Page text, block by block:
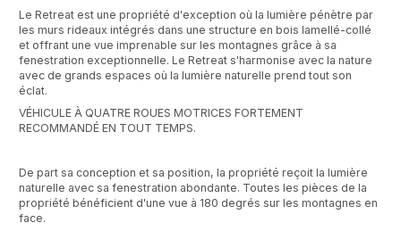
Le Retreat est une propriété d'exception où la lumière pénètre par
les murs rideaux intégrés dans une structure en bois lamellé-collé
et offrant une vue imprenable sur les montagnes grâce à sa
fenestration exceptionnelle. Le Retreat s'harmonise avec la nature
avec de grands espaces où la lumière naturelle prend tout son
éclat.
VÉHICULE À QUATRE ROUES MOTRICES FORTEMENT
RECOMMANDÉ EN TOUT TEMPS.
De part sa conception et sa position, la propriété reçoit la lumière
naturelle avec sa fenestration abondante. Toutes les pièces de la
propriété bénéficient d'une vue à 180 degrés sur les montagnes en
face.